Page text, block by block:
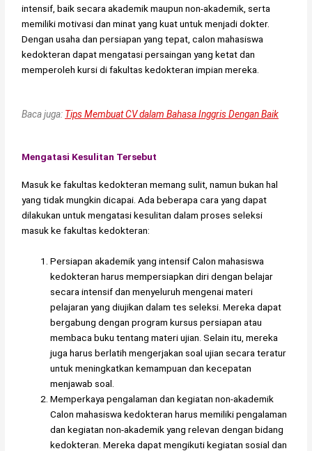
intensif, baik secara akademik maupun non-akademik, serta
memiliki motivasi dan minat yang kuat untuk menjadi dokter.
Dengan usaha dan persiapan yang tepat, calon mahasiswa
kedokteran dapat mengatasi persaingan yang ketat dan
memperoleh kursi di fakultas kedokteran impian mereka.
Baca juga: Tips Membuat CV dalam Bahasa Inggris Dengan Baik
Mengatasi Kesulitan Tersebut
Masuk ke fakultas kedokteran memang sulit, namun bukan hal
yang tidak mungkin dicapai. Ada beberapa cara yang dapat
dilakukan untuk mengatasi kesulitan dalam proses seleksi
masuk ke fakultas kedokteran:
Persiapan akademik yang intensif Calon mahasiswa
kedokteran harus mempersiapkan diri dengan belajar
secara intensif dan menyeluruh mengenai materi
pelajaran yang diujikan dalam tes seleksi. Mereka dapat
bergabung dengan program kursus persiapan atau
membaca buku tentang materi ujian. Selain itu, mereka
juga harus berlatih mengerjakan soal ujian secara teratur
untuk meningkatkan kemampuan dan kecepatan
menjawab soal.
Memperkaya pengalaman dan kegiatan non-akademik
Calon mahasiswa kedokteran harus memiliki pengalaman
dan kegiatan non-akademik yang relevan dengan bidang
kedokteran. Mereka dapat mengikuti kegiatan sosial dan